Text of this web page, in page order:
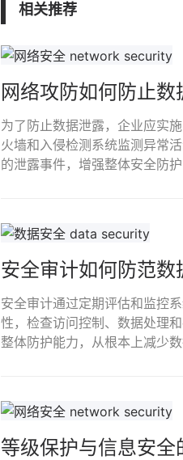
相关推荐
网络攻防如何防止数
为了防止数据泄露，企业应实
火墙和入侵检测系统监测异常
的泄露事件，增强整体安全防护
安全审计如何防范数
安全审计通过定期评估和监控
性，检查访问控制、数据处理
整体防护能力，从根本上减少数
等级保护与信息安全